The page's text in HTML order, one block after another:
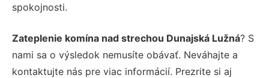
spokojnosti.
Zateplenie komína nad strechou Dunajská Lužná? S
nami sa o výsledok nemusíte obávať. Neváhajte a
kontaktujte nás pre viac informácií. Prezrite si aj